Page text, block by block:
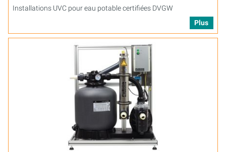
Installations UVC pour eau potable certifiées DVGW
Plus